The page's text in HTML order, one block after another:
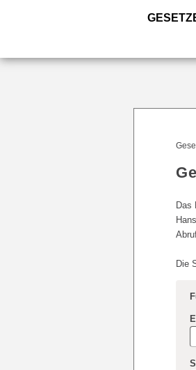
Das
Die